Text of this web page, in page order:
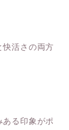
快活さの両方
ある印象がポ